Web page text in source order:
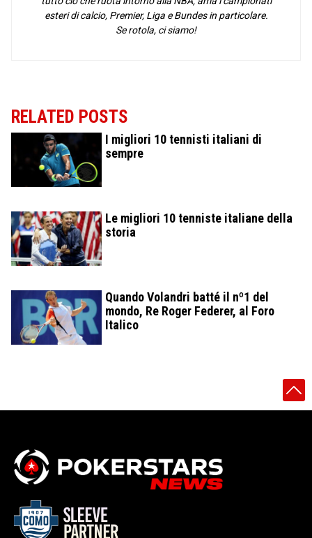
esteri di calcio, Premier, Liga e Bundes in particolare.
Se rotola, ci siamo!
RELATED POSTS
I migliori 10 tennisti italiani di
sempre
Le migliori 10 tenniste italiane della
storia
Quando Volandri batté il nº1 del
mondo, Re Roger Federer, al Foro
Italico